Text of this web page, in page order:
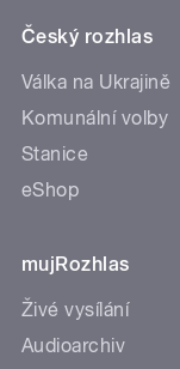
Český rozhlas
Válka na Ukrajině
Komunální volby
Stanice
eShop
mujRozhlas
Živé vysílání
Audioarchiv